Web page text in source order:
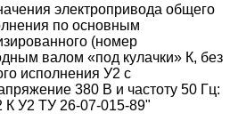
электропривода общего
по основным
(номер
валом «под кулачки» К, без
исполнения У2 с
380 В и частоту 50 Гц:
У2 ТУ 26-07-015-89"